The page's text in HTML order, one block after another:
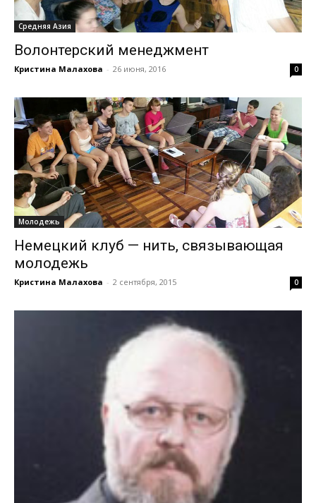
Средняя Азия
Волонтерский менеджмент
Кристина Малахова - 26 июня, 2016 0
Молодежь
Немецкий клуб — нить, связывающая
молодежь
Кристина Малахова - 2 сентября, 2015 0